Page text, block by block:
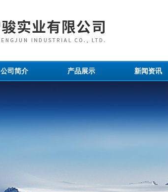
公司简介 产品展示 新闻资讯